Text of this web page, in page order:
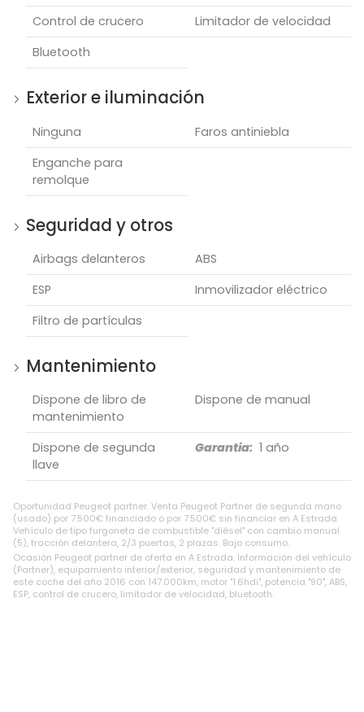
Control de crucero
Limitador de velocidad
Bluetooth
Exterior e iluminación
Ninguna
Faros antiniebla
Enganche para
remolque
Seguridad y otros
Airbags delanteros
ABS
ESP
Inmovilizador eléctrico
Filtro de partículas
Mantenimiento
Dispone de libro de
mantenimiento
Dispone de manual
Dispone de segunda
llave
Garantia: 1 año
Oportunidad Peugeot partner. Venta Peugeot Partner de segunda mano
(usado) por 7.500€ financiado o por 7.500€ sin financiar en A Estrada.
Vehículo de tipo furgoneta de combustible "diésel" con cambio manual
(5), tracción delantera, 2/3 puertas, 2 plazas. Bajo consumo.
Ocasión Peugeot partner de oferta en A Estrada. Información del vehículo
(Partner), equipamiento interior/exterior, seguridad y mantenimiento de
este coche del año 2016 con 147.000km, motor "1.6hdi", potencia "90", ABS,
ESP, control de crucero, limitador de velocidad, bluetooth.